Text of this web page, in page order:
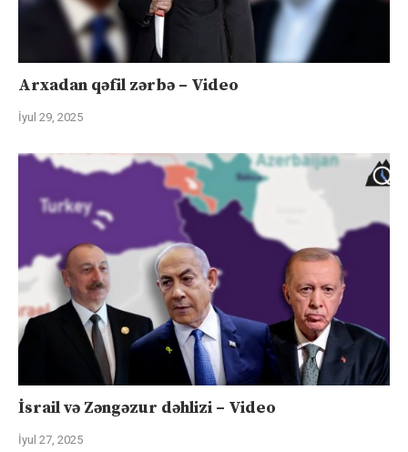
Arxadan qəfil zərbə – Video
İyul 29, 2025
İsrail və Zəngəzur dəhlizi – Video
İyul 27, 2025